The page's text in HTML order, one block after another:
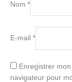
Nom *
E-mail *
Enregistrer
navigateur pour